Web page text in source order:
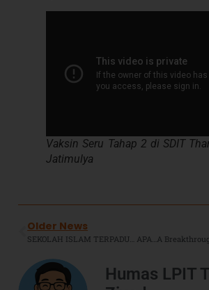
Vaksin Seru Tahap 2 di SDIT
Jatimulya
Older News
SEKOLAH ISLAM TERPADU… APA YA KELEBIHANNYA ?
Humas LPIT